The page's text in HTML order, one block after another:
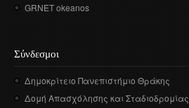
GRNET okeanos
Σύνδεσμοι
Δημοκρίτειο Πανεπιστήμιο Θράκης
Δομή Απασχόλησης και Σταδιοδρομίας